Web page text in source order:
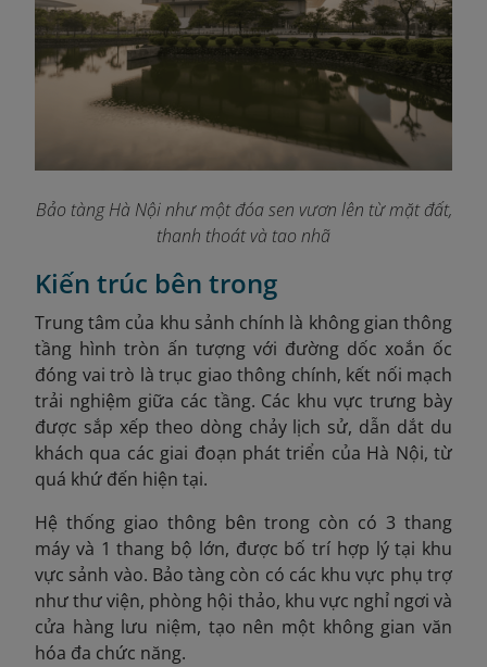
Bảo tàng Hà Nội như một đóa sen vươn lên từ mặt đất,
thanh thoát và tao nhã
Kiến trúc bên trong
Trung tâm của khu sảnh chính là không gian thông
tầng hình tròn ấn tượng với đường dốc xoắn ốc
đóng vai trò là trục giao thông chính, kết nối mạch
trải nghiệm giữa các tầng. Các khu vực trưng bày
được sắp xếp theo dòng chảy lịch sử, dẫn dắt du
khách qua các giai đoạn phát triển của Hà Nội, từ
quá khứ đến hiện tại.
Hệ thống giao thông bên trong còn có 3 thang
máy và 1 thang bộ lớn, được bố trí hợp lý tại khu
vực sảnh vào. Bảo tàng còn có các khu vực phụ trợ
như thư viện, phòng hội thảo, khu vực nghỉ ngơi và
cửa hàng lưu niệm, tạo nên một không gian văn
hóa đa chức năng.